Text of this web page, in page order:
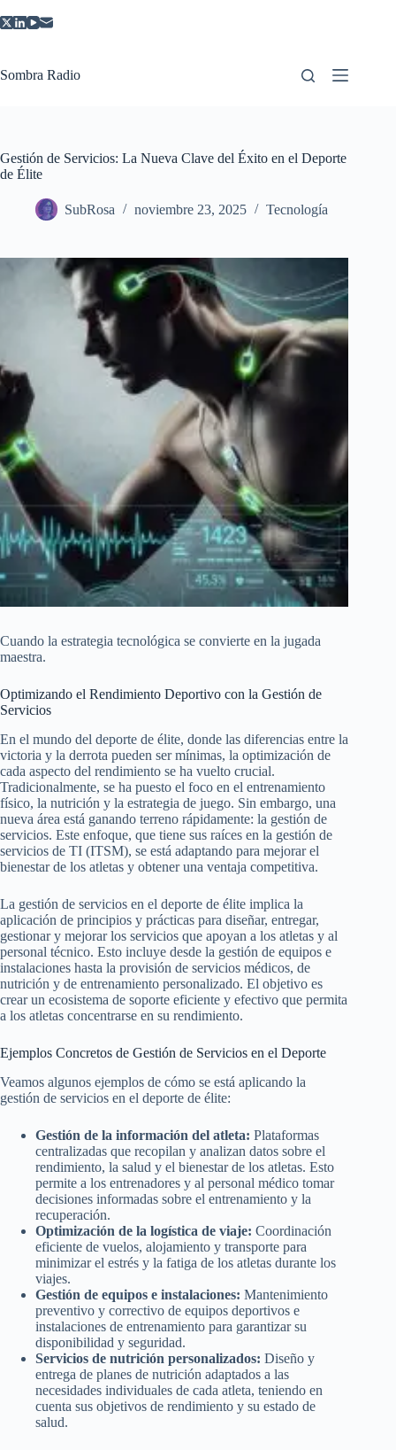
al
Sombra Radio
Gestión de Servicios: La Nueva Clave del Éxito en el Deporte
de Élite
SubRosa noviembre 23, 2025 Tecnología
Cuando la estrategia tecnológica se convierte en la jugada
maestra.
Optimizando el Rendimiento Deportivo con la Gestión de
Servicios
En el mundo del deporte de élite, donde las diferencias entre la
victoria y la derrota pueden ser mínimas, la optimización de
cada aspecto del rendimiento se ha vuelto crucial.
Tradicionalmente, se ha puesto el foco en el entrenamiento
físico, la nutrición y la estrategia de juego. Sin embargo, una
nueva área está ganando terreno rápidamente: la gestión de
servicios. Este enfoque, que tiene sus raíces en la gestión de
servicios de TI (ITSM), se está adaptando para mejorar el
bienestar de los atletas y obtener una ventaja competitiva.
La gestión de servicios en el deporte de élite implica la
aplicación de principios y prácticas para diseñar, entregar,
gestionar y mejorar los servicios que apoyan a los atletas y al
personal técnico. Esto incluye desde la gestión de equipos e
instalaciones hasta la provisión de servicios médicos, de
nutrición y de entrenamiento personalizado. El objetivo es
crear un ecosistema de soporte eficiente y efectivo que permita
a los atletas concentrarse en su rendimiento.
Ejemplos Concretos de Gestión de Servicios en el Deporte
Veamos algunos ejemplos de cómo se está aplicando la
gestión de servicios en el deporte de élite:
Gestión de la información del atleta: Plataformas
centralizadas que recopilan y analizan datos sobre el
rendimiento, la salud y el bienestar de los atletas. Esto
permite a los entrenadores y al personal médico tomar
decisiones informadas sobre el entrenamiento y la
recuperación.
Optimización de la logística de viaje: Coordinación
eficiente de vuelos, alojamiento y transporte para
minimizar el estrés y la fatiga de los atletas durante los
viajes.
Gestión de equipos e instalaciones: Mantenimiento
preventivo y correctivo de equipos deportivos e
instalaciones de entrenamiento para garantizar su
disponibilidad y seguridad.
Servicios de nutrición personalizados: Diseño y
entrega de planes de nutrición adaptados a las
necesidades individuales de cada atleta, teniendo en
cuenta sus objetivos de rendimiento y su estado de
salud.